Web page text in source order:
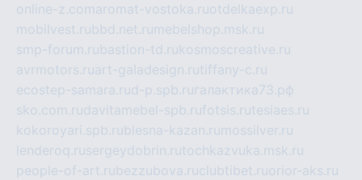
online-z.comaromat-vostoka.ruotdelkaexp.ru
mobilvest.rubbd.net.ru mebelshop.msk.ru
smp-forum.rubastion-td.rukosmoscreative.ru
avrmotors.ruart-galadesign.rutiffany-c.ru
ecostep-samara.rud-p.spb.ru галактика73.рф
sko.com.rudavitamebel-spb.rufotsis.rutesiaes.ru
kokoroyari.spb.rublesna-kazan.ru mossilver.ru
lenderoq.rusergeydobrin.rutochkazvuka.msk.ru
people-of-art.rubezzubova.ruclubtibet.ruorior-aks.ru